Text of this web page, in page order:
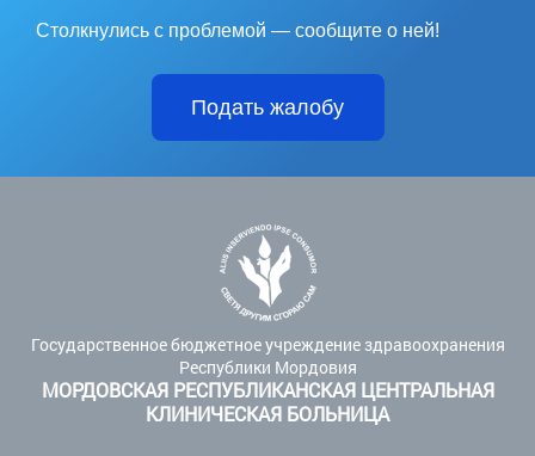
Столкнулись с проблемой — сообщите о ней!
Подать жалобу
Государственное бюджетное учреждение здравоохранения
Республики Мордовия
МОРДОВСКАЯ РЕСПУБЛИКАНСКАЯ ЦЕНТРАЛЬНАЯ
КЛИНИЧЕСКАЯ БОЛЬНИЦА